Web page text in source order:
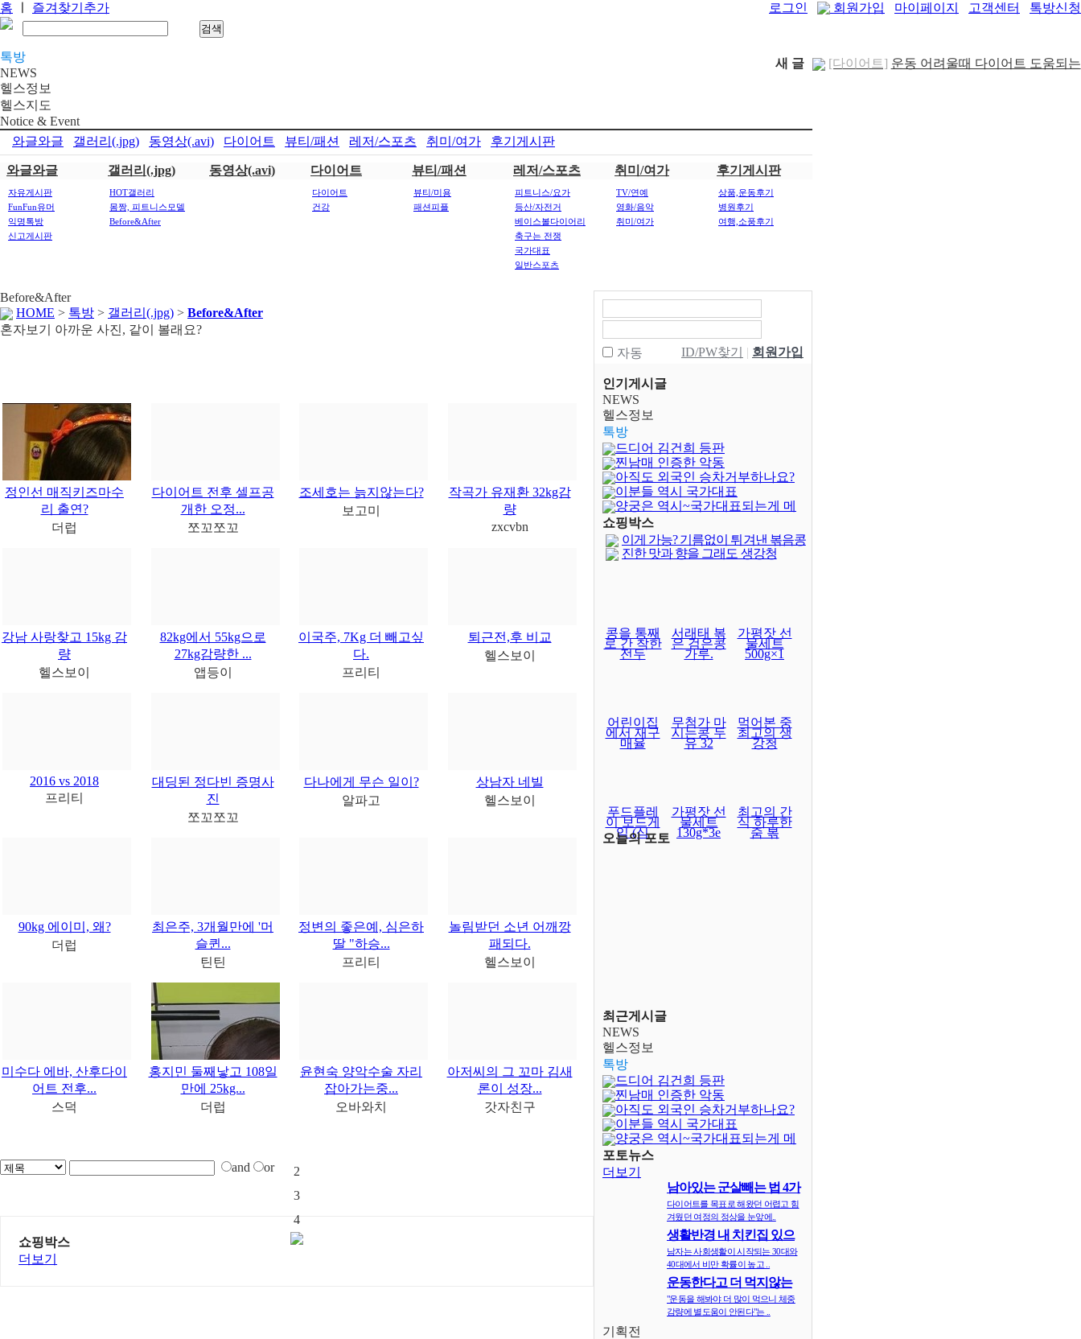
홈 즐겨찾기추가 로그인 회원가입 마이페이지 고객센터 톡방신청
톡방
NEWS
헬스정보
헬스지도
Notice & Event
새 글 [다이어트] 운동 어려울때 다이어트 도움되는
‘오키친 ..
와글와글 갤러리(.jpg) 동영상(.avi) 다이어트 뷰티/패션 레저/스포츠 취미/여가 후기게시판
와글와글
자유게시판
FunFun유머
익명톡방
신고게시판
갤러리(.jpg)
HOT갤러리
몸짱, 피트니스모델
Before&After
동영상(.avi) 다이어트
다이어트
건강
뷰티/패션
뷰티/미용
패션피플
레저/스포츠
피트니스/요가
등산/자전거
베이스볼다이어리
축구는 전쟁
국가대표
일반스포츠
취미/여가
TV/연예
영화/음악
취미/여가
후기게시판
상품,운동후기
병원후기
여행,소풍후기
Before&After
HOME > 톡방 > 갤러리(.jpg) > Before&After
혼자보기 아까운 사진, 같이 볼래요?
정인선 매직키즈마수
리 출연?
더럽
다이어트 전후 셀프공
개한 오정...
쪼꼬쪼꼬
조세호는 늙지않는다?
보고미
작곡가 유재환 32kg감
량
zxcvbn
강남 사랑찾고 15kg 감
량
헬스보이
82kg에서 55kg으로
27kg감량한 ...
앱등이
이국주, 7Kg 더 빼고싶
다.
프리티
퇴근전,후 비교
헬스보이
2016 vs 2018
프리티
대딩된 정다빈 증명사
진
쪼꼬쪼꼬
다나에게 무슨 일이?
알파고
상남자 네빌
헬스보이
90kg 에이미, 왜?
더럽
최은주, 3개월만에 '머
슬퀸...
틴틴
정변의 좋은예, 심은하
딸 "하승...
프리티
놀림받던 소년 어깨깡
패되다.
헬스보이
미수다 에바, 산후다이
어트 전후...
스덕
홍지민 둘째낳고 108일
만에 25kg...
더럽
윤현숙 양악수술 자리
잡아가는중...
오바와치
아저씨의 그 꼬마 김새
론이 성장...
갓자친구
2
3
4
and or
쇼핑박스
더보기
자동 ID/PW찾기 | 회원가입
인기게시글
NEWS
헬스정보
톡방
드디어 김건희 등판
찐남매 인증한 악동
아직도 외국인 승차거부하나요?
이분들 역시 국가대표
양궁은 역시~국가대표되는게 메
달보다 어렵..
쇼핑박스
이게 가능? 기름없이 튀겨낸 볶음콩
진한 맛과 향을 그래도 생강청
콩을 통째
로 간 착한
전두
서래태 볶
은 검은콩
가루.
가평잣 선
물세트
500g×1
어린이집
에서 재구
매율
무첨가 마
시는콩 두
유 32
먹어본 중
최고의 생
강청
푸드플레
이 보드게
임 (식
가평잣 선
물세트
130g*3e
최고의 간
식 하루한
줌 볶
오늘의 포토
최근게시글
NEWS
헬스정보
톡방
드디어 김건희 등판
찐남매 인증한 악동
아직도 외국인 승차거부하나요?
이분들 역시 국가대표
양궁은 역시~국가대표되는게 메
달보다 어렵..
포토뉴스
더보기
남아있는 군살빼는 법 4가
지
다이어트를 목표로 해왔던 어렵고 힘
겨웠던 여정의 정상을 눈앞에..
생활반경 내 치킨집 있으
면 비만확률 ..
남자는 사회생활이 시작되는 30대와
40대에서 비만 확률이 높고 ..
운동한다고 더 먹지않는
다? 오히려 식..
"운동을 해봐야 더 많이 먹으니 체중
감량에 별도움이 안된다"는 ..
기획전